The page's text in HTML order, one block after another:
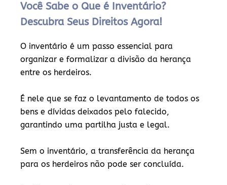
Você Sabe o Que é Inventário?
Descubra Seus Direitos Agora!
O inventário é um passo essencial para
organizar e formalizar a divisão da herança
entre os herdeiros.
É nele que se faz o levantamento de todos os
bens e dívidas deixados pelo falecido,
garantindo uma partilha justa e legal.
Sem o inventário, a transferência da herança
para os herdeiros não pode ser concluída.